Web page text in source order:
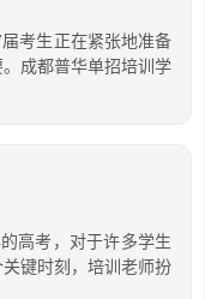
考生正在紧张地准备
成都普华单招培训学
高考，对于许多学生
键时刻，培训老师扮